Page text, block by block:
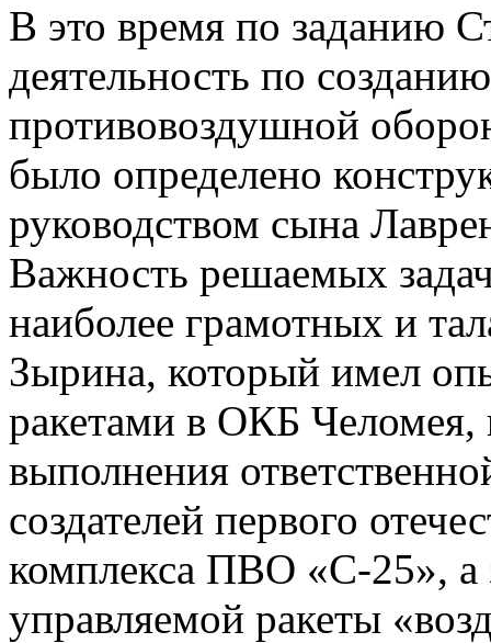
В это время по заданию
деятельность по
противовоздушной
было определено
руководством сына
Важность решаемых
наиболее грамотных и
Зырина, который имел
ракетами в ОКБ Челомея,
выполнения
создателей первого
комплекса ПВО «С-25», а
управляемой ракеты